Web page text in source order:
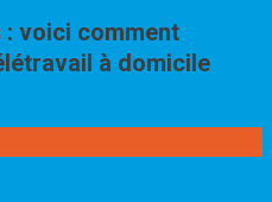
: voici comment
à domicile